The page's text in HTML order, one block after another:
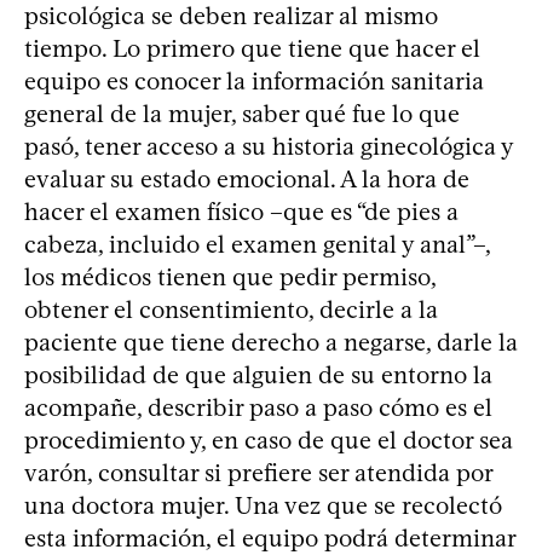
psicológica se deben realizar al mismo
tiempo. Lo primero que tiene que hacer el
equipo es conocer la información sanitaria
general de la mujer, saber qué fue lo que
pasó, tener acceso a su historia ginecológica y
evaluar su estado emocional. A la hora de
hacer el examen físico –que es “de pies a
cabeza, incluido el examen genital y anal”–,
los médicos tienen que pedir permiso,
obtener el consentimiento, decirle a la
paciente que tiene derecho a negarse, darle la
posibilidad de que alguien de su entorno la
acompañe, describir paso a paso cómo es el
procedimiento y, en caso de que el doctor sea
varón, consultar si prefiere ser atendida por
una doctora mujer. Una vez que se recolectó
esta información, el equipo podrá determinar